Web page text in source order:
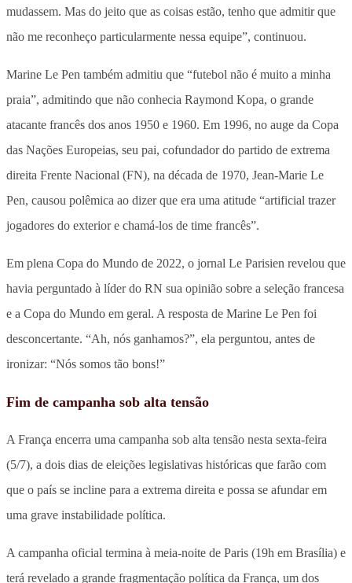
mudassem. Mas do jeito que as coisas estão, tenho que admitir que
não me reconheço particularmente nessa equipe”, continuou.
Marine Le Pen também admitiu que “futebol não é muito a minha
praia”, admitindo que não conhecia Raymond Kopa, o grande
atacante francês dos anos 1950 e 1960. Em 1996, no auge da Copa
das Nações Europeias, seu pai, cofundador do partido de extrema
direita Frente Nacional (FN), na década de 1970, Jean-Marie Le
Pen, causou polêmica ao dizer que era uma atitude “artificial trazer
jogadores do exterior e chamá-los de time francês”.
Em plena Copa do Mundo de 2022, o jornal Le Parisien revelou que
havia perguntado à líder do RN sua opinião sobre a seleção francesa
e a Copa do Mundo em geral. A resposta de Marine Le Pen foi
desconcertante. “Ah, nós ganhamos?”, ela perguntou, antes de
ironizar: “Nós somos tão bons!”
Fim de campanha sob alta tensão
A França encerra uma campanha sob alta tensão nesta sexta-feira
(5/7), a dois dias de eleições legislativas históricas que farão com
que o país se incline para a extrema direita e possa se afundar em
uma grave instabilidade política.
A campanha oficial termina à meia-noite de Paris (19h em Brasília) e
terá revelado a grande fragmentação política da França, um dos